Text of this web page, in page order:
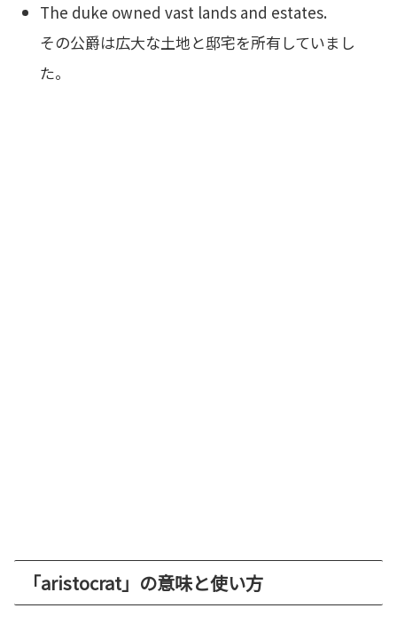
The duke owned vast lands and estates.
その公爵は広大な土地と邸宅を所有していまし
た。
「aristocrat」の意味と使い方